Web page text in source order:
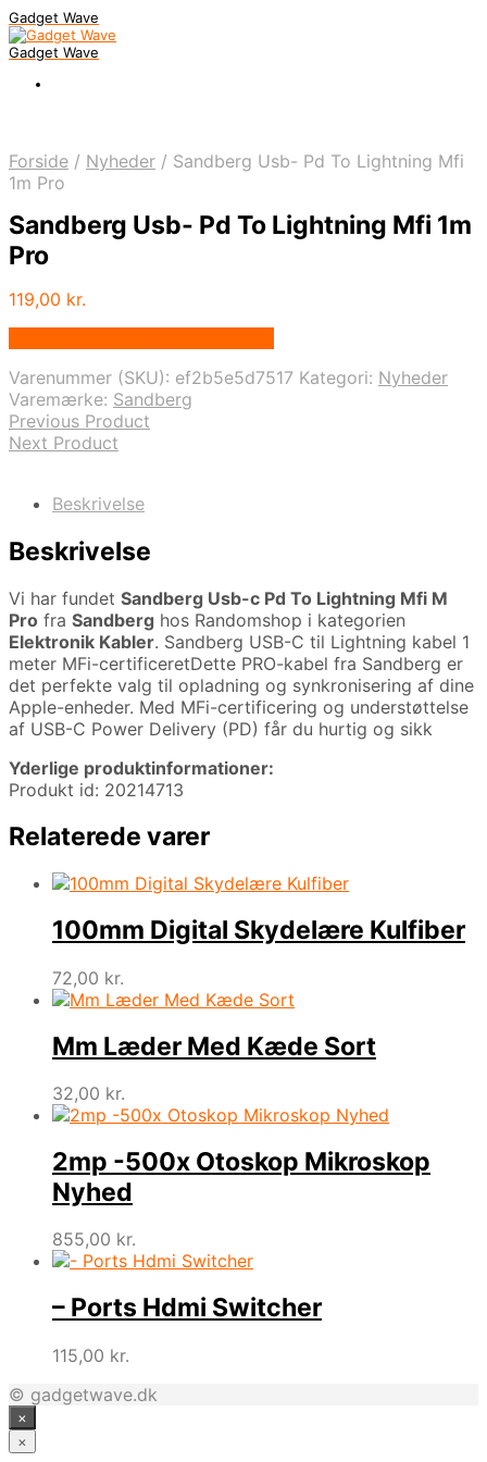
Gadget Wave
Gadget Wave
Forside / Nyheder / Sandberg Usb- Pd To Lightning Mfi
1m Pro
Sandberg Usb- Pd To Lightning Mfi 1m
Pro
119,00 kr.
Varenummer (SKU): ef2b5e5d7517 Kategori: Nyheder
Varemærke: Sandberg
Previous Product
Next Product
Beskrivelse
Beskrivelse
Vi har fundet Sandberg Usb-c Pd To Lightning Mfi M
Pro fra Sandberg hos Randomshop i kategorien
Elektronik Kabler. Sandberg USB-C til Lightning kabel 1
meter MFi-certificeretDette PRO-kabel fra Sandberg er
det perfekte valg til opladning og synkronisering af dine
Apple-enheder. Med MFi-certificering og understøttelse
af USB-C Power Delivery (PD) får du hurtig og sikk
Yderlige produktinformationer:
Produkt id: 20214713
Relaterede varer
100mm Digital Skydelære Kulfiber
72,00 kr.
Mm Læder Med Kæde Sort
32,00 kr.
2mp -500x Otoskop Mikroskop
Nyhed
855,00 kr.
– Ports Hdmi Switcher
115,00 kr.
© gadgetwave.dk
×
×